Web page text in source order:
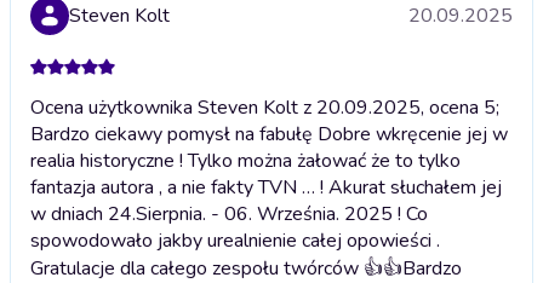
Steven Kolt 20.09.2025
Ocena użytkownika Steven Kolt z 20.09.2025, ocena 5;
Bardzo ciekawy pomysł na fabułę Dobre wkręcenie jej w
realia historyczne ! Tylko można żałować że to tylko
fantazja autora , a nie fakty TVN … ! Akurat słuchałem jej
w dniach 24.Sierpnia. - 06. Września. 2025 ! Co
spowodowało jakby urealnienie całej opowieści .
Gratulacje dla całego zespołu twórców 👍👍Bardzo